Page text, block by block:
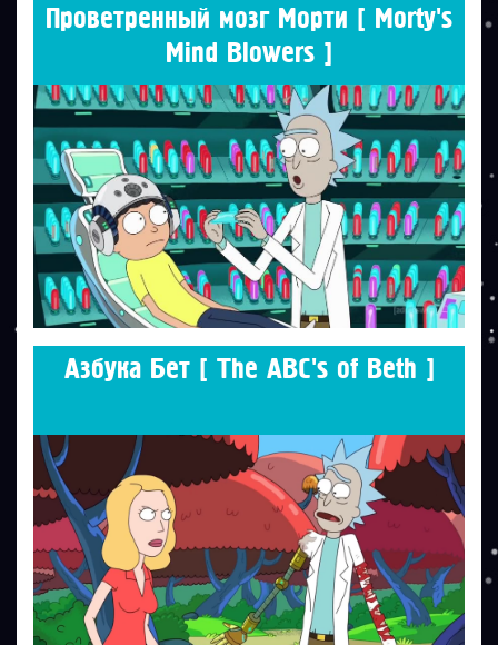
Проветренный мозг Морти [ Morty's
Mind Blowers ]
Азбука Бет [ The ABC's of Beth ]